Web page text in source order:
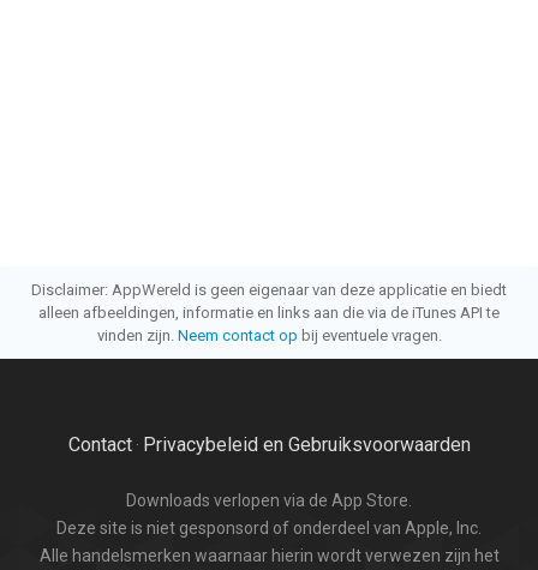
Disclaimer: AppWereld is geen eigenaar van deze applicatie en biedt
alleen afbeeldingen, informatie en links aan die via de iTunes API te
vinden zijn. Neem contact op bij eventuele vragen.
Contact· Privacybeleid en Gebruiksvoorwaarden
Downloads verlopen via de App Store.
Deze site is niet gesponsord of onderdeel van Apple, Inc.
Alle handelsmerken waarnaar hierin wordt verwezen zijn het